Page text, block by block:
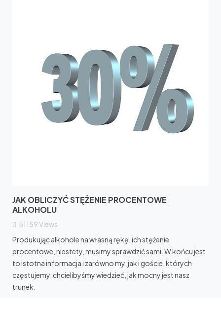
JAK OBLICZYĆ STĘŻENIE PROCENTOWE
ALKOHOLU
51159Views
Produkując alkohole na własną rękę, ich stężenie
procentowe, niestety, musimy sprawdzić sami. W końcu jest
to istotna informacja i zarówno my, jak i goście, których
częstujemy, chcielibyśmy wiedzieć, jak mocny jest nasz
trunek.